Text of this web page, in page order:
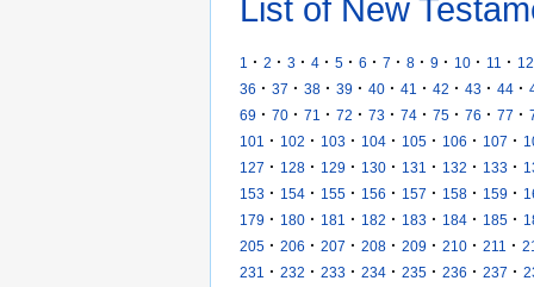
List of New
1 · 2 · 3 · 4 · 5 · 6 · 7 · 8 · 9 · 10 · 11 · 12
36 · 37 · 38 · 39 · 40 · 41 · 42 · 43 · 44 ·
69 · 70 · 71 · 72 · 73 · 74 · 75 · 76 · 77 ·
101
· 102 · 103 · 104 · 105 · 106 · 107 ·
127 · 128 · 129 · 130 · 131 · 132 · 133 ·
153 · 154 · 155 · 156 · 157 · 158 · 159 ·
179 · 180 · 181 · 182 · 183 · 184 · 185 ·
205 · 206 · 207 · 208 · 209 · 210 · 211 ·
231
· 232 · 233 · 234 · 235 · 236 · 237 ·